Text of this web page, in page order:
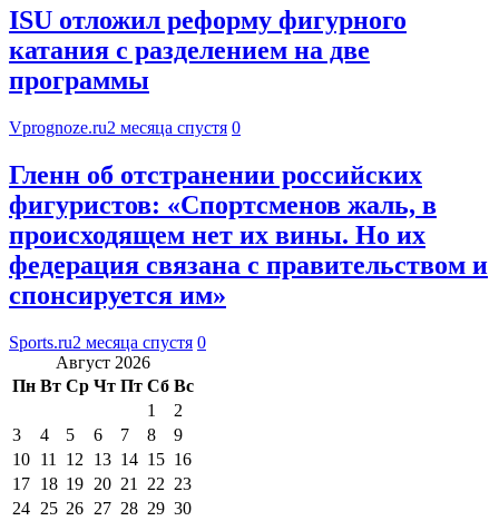
ISU отложил реформу фигурного
катания с разделением на две
программы
Vprognoze.ru2 месяца спустя 0
Гленн об отстранении российских
фигуристов: «Спортсменов жаль, в
происходящем нет их вины. Но их
федерация связана с правительством и
спонсируется им»
Sports.ru2 месяца спустя 0
Август 2026
Пн Вт Ср Чт Пт Сб Вс
1
2
3
4 5 6 7 8
9
10 11 12 13 14 15 16
17 18 19 20 21 22 23
24 25 26 27 28 29 30